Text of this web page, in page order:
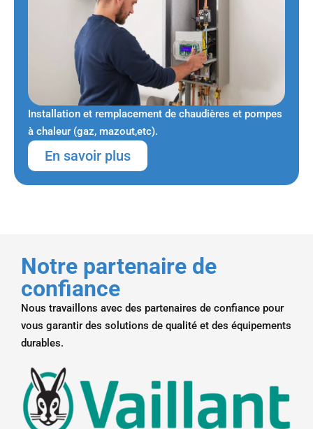
Installation et remplacement de chaudières et pompes
à chaleur (gaz, mazout,etc).
En savoir plus
Notre partenaire de
confiance
Nous travaillons avec des partenaires de confiance pour
vous garantir des solutions de qualité et des équipements
durables.